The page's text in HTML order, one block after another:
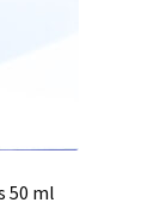
50 ml